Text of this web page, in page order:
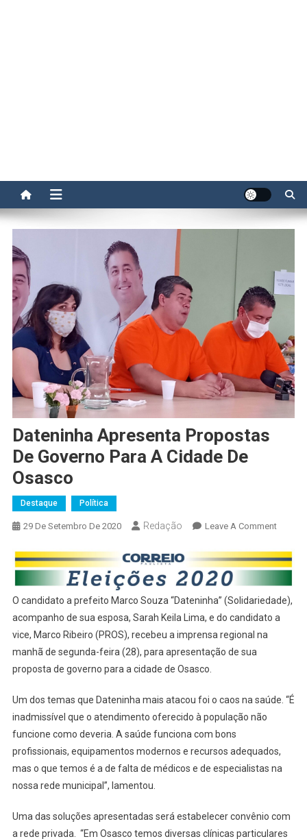
Dateninha Apresenta Propostas
De Governo Para A Cidade De
Osasco
Destaque Política
29 De Setembro De 2020 Redação Leave A CommentOn
De
Para
O candidato a prefeito Marco Souza “Dateninha” (Solidariedade),
acompanho de sua esposa, Sarah Keila Lima, e do candidato a
vice, Marco Ribeiro (PROS), recebeu a imprensa regional na
manhã de segunda-feira (28), para apresentação de sua
proposta de governo para a cidade de Osasco.
Um dos temas que Dateninha mais atacou foi o caos na saúde. “É
inadmissível que o atendimento oferecido à população não
funcione como deveria. A saúde funciona com bons
profissionais, equipamentos modernos e recursos adequados,
mas o que temos é a de falta de médicos e de especialistas na
nossa rede municipal”, lamentou.
Uma das soluções apresentadas será estabelecer convênio com
a rede privada. “Em Osasco temos diversas clínicas particulares